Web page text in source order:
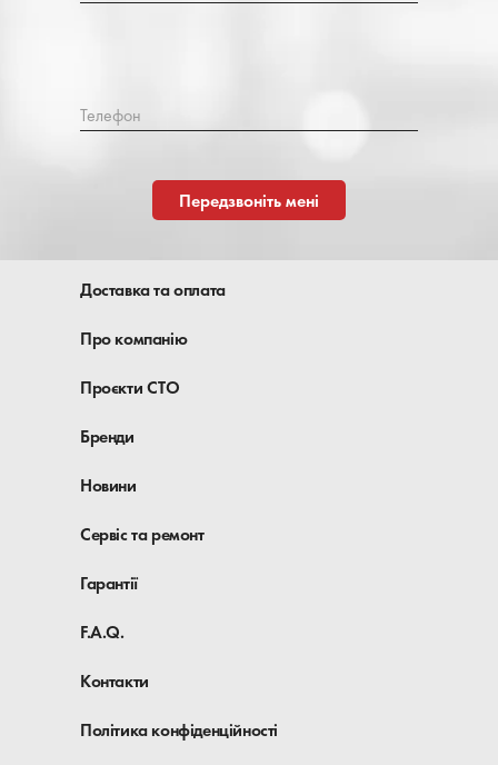
Телефон
Передзвоніть мені
Доставка та оплата
Про компанію
Проєкти СТО
Бренди
Новини
Сервіс та ремонт
Гарантії
F.A.Q.
Контакти
Політика конфіденційності